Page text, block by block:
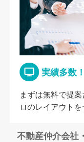
実績多数
まずは無料で提
ロのレイアウトを
不動産仲介会社